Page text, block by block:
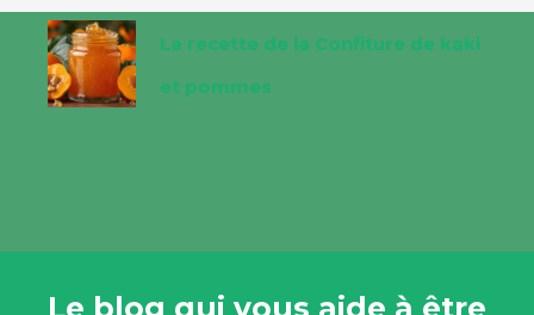
La recette de la Confiture de kaki
et pommes